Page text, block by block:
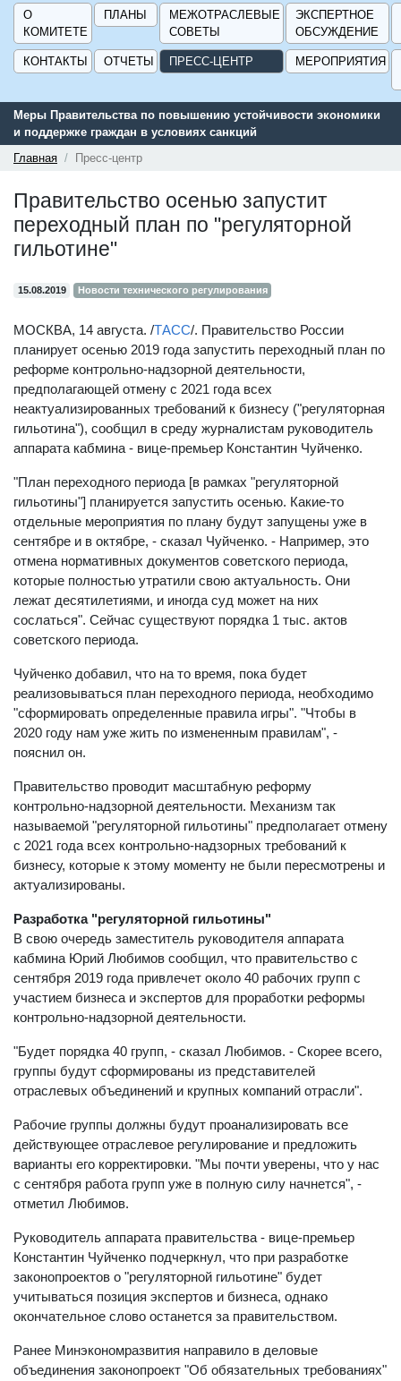
О
КОМИТЕТЕ
ПЛАНЫ
МЕЖОТРАСЛЕВЫЕ
СОВЕТЫ
ЭКСПЕРТНОЕ
ОБСУЖДЕНИЕ
КОНТАКТЫ ОТЧЕТЫ ПРЕСС-ЦЕНТР МЕРОПРИЯТИЯ
Меры Правительства по повышению устойчивости экономики
и поддержке граждан в условиях санкций
Главная
Пресс-центр
Правительство осенью запустит
переходный план по "регуляторной
гильотине"
15.08.2019 Новости технического регулирования
МОСКВА, 14 августа. /ТАСС/. Правительство России
планирует осенью 2019 года запустить переходный план по
реформе контрольно-надзорной деятельности,
предполагающей отмену с 2021 года всех
неактуализированных требований к бизнесу ("регуляторная
гильотина"), сообщил в среду журналистам руководитель
аппарата кабмина - вице-премьер Константин Чуйченко.
"План переходного периода [в рамках "регуляторной
гильотины"] планируется запустить осенью. Какие-то
отдельные мероприятия по плану будут запущены уже в
сентябре и в октябре, - сказал Чуйченко. - Например, это
отмена нормативных документов советского периода,
которые полностью утратили свою актуальность. Они
лежат десятилетиями, и иногда суд может на них
сослаться". Сейчас существуют порядка 1 тыс. актов
советского периода.
Чуйченко добавил, что на то время, пока будет
реализовываться план переходного периода, необходимо
"сформировать определенные правила игры". "Чтобы в
2020 году нам уже жить по измененным правилам", -
пояснил он.
Правительство проводит масштабную реформу
контрольно-надзорной деятельности. Механизм так
называемой "регуляторной гильотины" предполагает отмену
с 2021 года всех контрольно-надзорных требований к
бизнесу, которые к этому моменту не были пересмотрены и
актуализированы.
Разработка "регуляторной гильотины"
В свою очередь заместитель руководителя аппарата
кабмина Юрий Любимов сообщил, что правительство с
сентября 2019 года привлечет около 40 рабочих групп с
участием бизнеса и экспертов для проработки реформы
контрольно-надзорной деятельности.
"Будет порядка 40 групп, - сказал Любимов. - Скорее всего,
группы будут сформированы из представителей
отраслевых объединений и крупных компаний отрасли".
Рабочие группы должны будут проанализировать все
действующее отраслевое регулирование и предложить
варианты его корректировки. "Мы почти уверены, что у нас
с сентября работа групп уже в полную силу начнется", -
отметил Любимов.
Руководитель аппарата правительства - вице-премьер
Константин Чуйченко подчеркнул, что при разработке
законопроектов о "регуляторной гильотине" будет
учитываться позиция экспертов и бизнеса, однако
окончательное слово останется за правительством.
Ранее Минэкономразвития направило в деловые
объединения законопроект "Об обязательных требованиях"